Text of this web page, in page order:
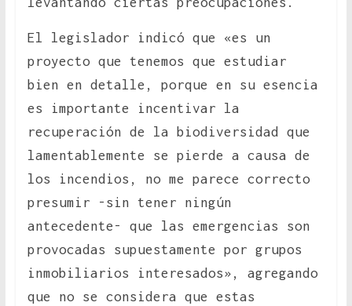
El legislador indicó que «es un
proyecto que tenemos que estudiar
bien en detalle, porque en su esencia
es importante incentivar la
recuperación de la biodiversidad que
lamentablemente se pierde a causa de
los incendios, no me parece correcto
presumir -sin tener ningún
antecedente- que las emergencias son
provocadas supuestamente por grupos
inmobiliarios interesados», agregando
que no se considera que estas